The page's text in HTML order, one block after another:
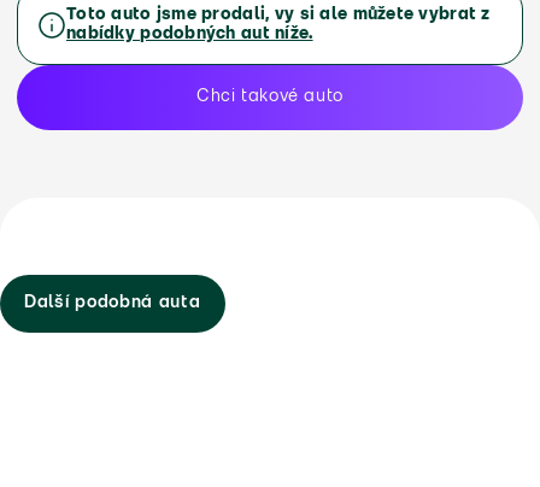
Toto auto jsme prodali, vy si ale můžete vybrat z
nabídky podobných aut níže.
Chci takové auto
Další podobná auta